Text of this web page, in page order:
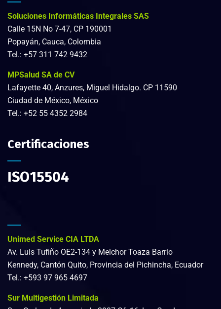
Soluciones Informáticas Integrales SAS
Calle 15N No 7-47, CP 190001
Popayán, Cauca, Colombia
Tel.: +57 311 742 9432
MPSalud SA de CV
Lafayette 40, Anzures, Miguel Hidalgo. CP 11590
Ciudad de México, México
Tel.: +52 55 4352 2984
Certificaciones
ISO15504
Unimed Service CIA LTDA
Av. Luis Tufiño OE2-134 y Melchor Toaza Barrio
Kennedy, Cantón Quito, Provincia del Pichincha, Ecuador
Tel.: +593 97 965 4697
Sur Multigestión Limitada